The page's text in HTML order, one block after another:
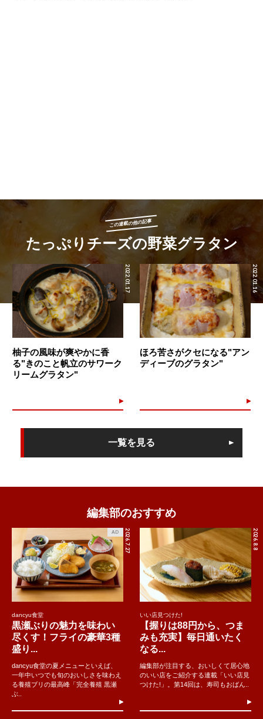
この連載の他の記事
たっぷりチーズの野菜グラタン
2022.01.17
柚子の風味が爽やかに香
る"きのこと帆立のサワーク
リームグラタン"
2022.01.16
ほろ苦さがクセになる"アン
ディーブのグラタン"
一覧を見る
編集部のおすすめ
2026.7.27
AD
dancyu食堂
黒瀬ぶりの魅力を味わい
尽くす！フライの豪華3種
盛り...
dancyu食堂の夏メニューといえば、
一年中いつでも旬のおいしさを味わえ
る養殖ブリの最高峰「完全養殖 黒瀬
ぶ..
2026.8.8
いい店見つけた!
【握りは88円から、つま
みも充実】毎日通いたく
なる...
編集部が注目する、おいしくて居心地
のいい店をご紹介する連載「いい店見
つけた!」。第14回は、寿司もおばん..